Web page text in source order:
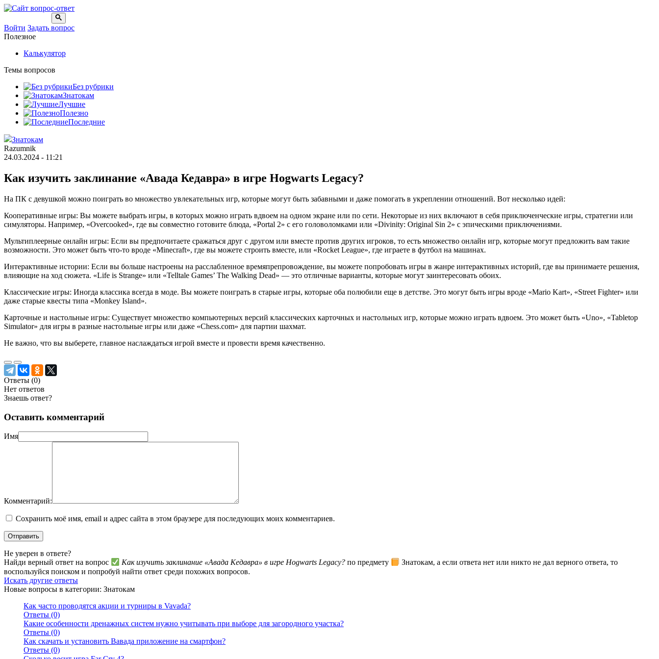
Войти Задать вопрос
Полезное
Калькулятор
Темы вопросов
Без рубрики
Знатокам
Лучшие
Полезно
Последние
Знатокам
Razumnik
24.03.2024 - 11:21
Как изучить заклинание «Авада Кедавра» в игре Hogwarts Legacy?
На ПК с девушкой можно поиграть во множество увлекательных игр, которые могут быть забавными и даже помогать в укреплении отношений. Вот несколько идей:
Кооперативные игры: Вы можете выбрать игры, в которых можно играть вдвоем на одном экране или по сети. Некоторые из них включают в себя приключенческие игры, стратегии или
симуляторы. Например, «Overcooked», где вы совместно готовите блюда, «Portal 2» с его головоломками или «Divinity: Original Sin 2» с эпическими приключениями.
Мультиплеерные онлайн игры: Если вы предпочитаете сражаться друг с другом или вместе против других игроков, то есть множество онлайн игр, которые могут предложить вам такие
возможности. Это может быть что-то вроде «Minecraft», где вы можете строить вместе, или «Rocket League», где играете в футбол на машинах.
Интерактивные истории: Если вы больше настроены на расслабленное времяпрепровождение, вы можете попробовать игры в жанре интерактивных историй, где вы принимаете решения,
влияющие на ход сюжета. «Life is Strange» или «Telltale Games’ The Walking Dead» — это отличные варианты, которые могут заинтересовать обоих.
Классические игры: Иногда классика всегда в моде. Вы можете поиграть в старые игры, которые оба полюбили еще в детстве. Это могут быть игры вроде «Mario Kart», «Street Fighter» или
даже старые квесты типа «Monkey Island».
Карточные и настольные игры: Существует множество компьютерных версий классических карточных и настольных игр, которые можно играть вдвоем. Это может быть «Uno», «Tabletop
Simulator» для игры в разные настольные игры или даже «Chess.com» для партии шахмат.
Не важно, что вы выберете, главное наслаждаться игрой вместе и провести время качественно.
Ответы (0)
Нет ответов
Знаешь ответ?
Оставить комментарий
Имя
Комментарий:
Сохранить моё имя, email и адрес сайта в этом браузере для последующих моих комментариев.
Не уверен в ответе?
Найди верный ответ на вопрос
Как изучить заклинание «Авада Кедавра» в игре Hogwarts Legacy? по предмету
Знатокам, а если ответа нет или никто не дал верного ответа, то
воспользуйся поиском и попробуй найти ответ среди похожих вопросов.
Искать другие ответы
Новые вопросы в категории: Знатокам
Как часто проводятся акции и турниры в Vavada?
Ответы (0)
Какие особенности дренажных систем нужно учитывать при выборе для загородного участка?
Ответы (0)
Как скачать и установить Вавада приложение на смартфон?
Ответы (0)